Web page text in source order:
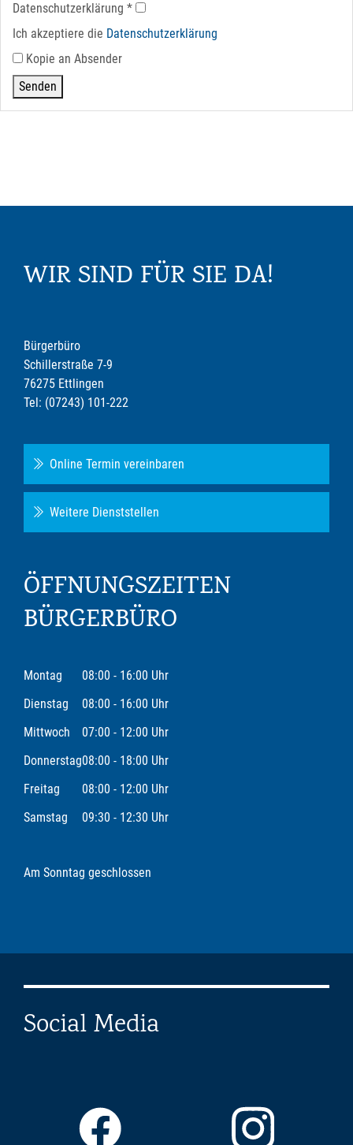
Datenschutz­erklärung *
Ich akzeptiere die Datenschutz­erklärung
Kopie an Absender
WIR SIND FÜR SIE DA!
Bürgerbüro
Schillerstraße 7-9
76275 Ettlingen
Tel: (07243) 101-222
Online Termin vereinbaren
Weitere Dienststellen
ÖFFNUNGSZEITEN
BÜRGERBÜRO
Montag
08:00 - 16:00 Uhr
Dienstag
08:00 - 16:00 Uhr
Mittwoch
07:00 - 12:00 Uhr
Donnerstag08:00 - 18:00 Uhr
Freitag
08:00 - 12:00 Uhr
Samstag
09:30 - 12:30 Uhr
Am Sonntag geschlossen
Social Media